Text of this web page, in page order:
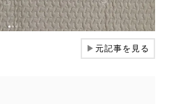
▶元記事を見る